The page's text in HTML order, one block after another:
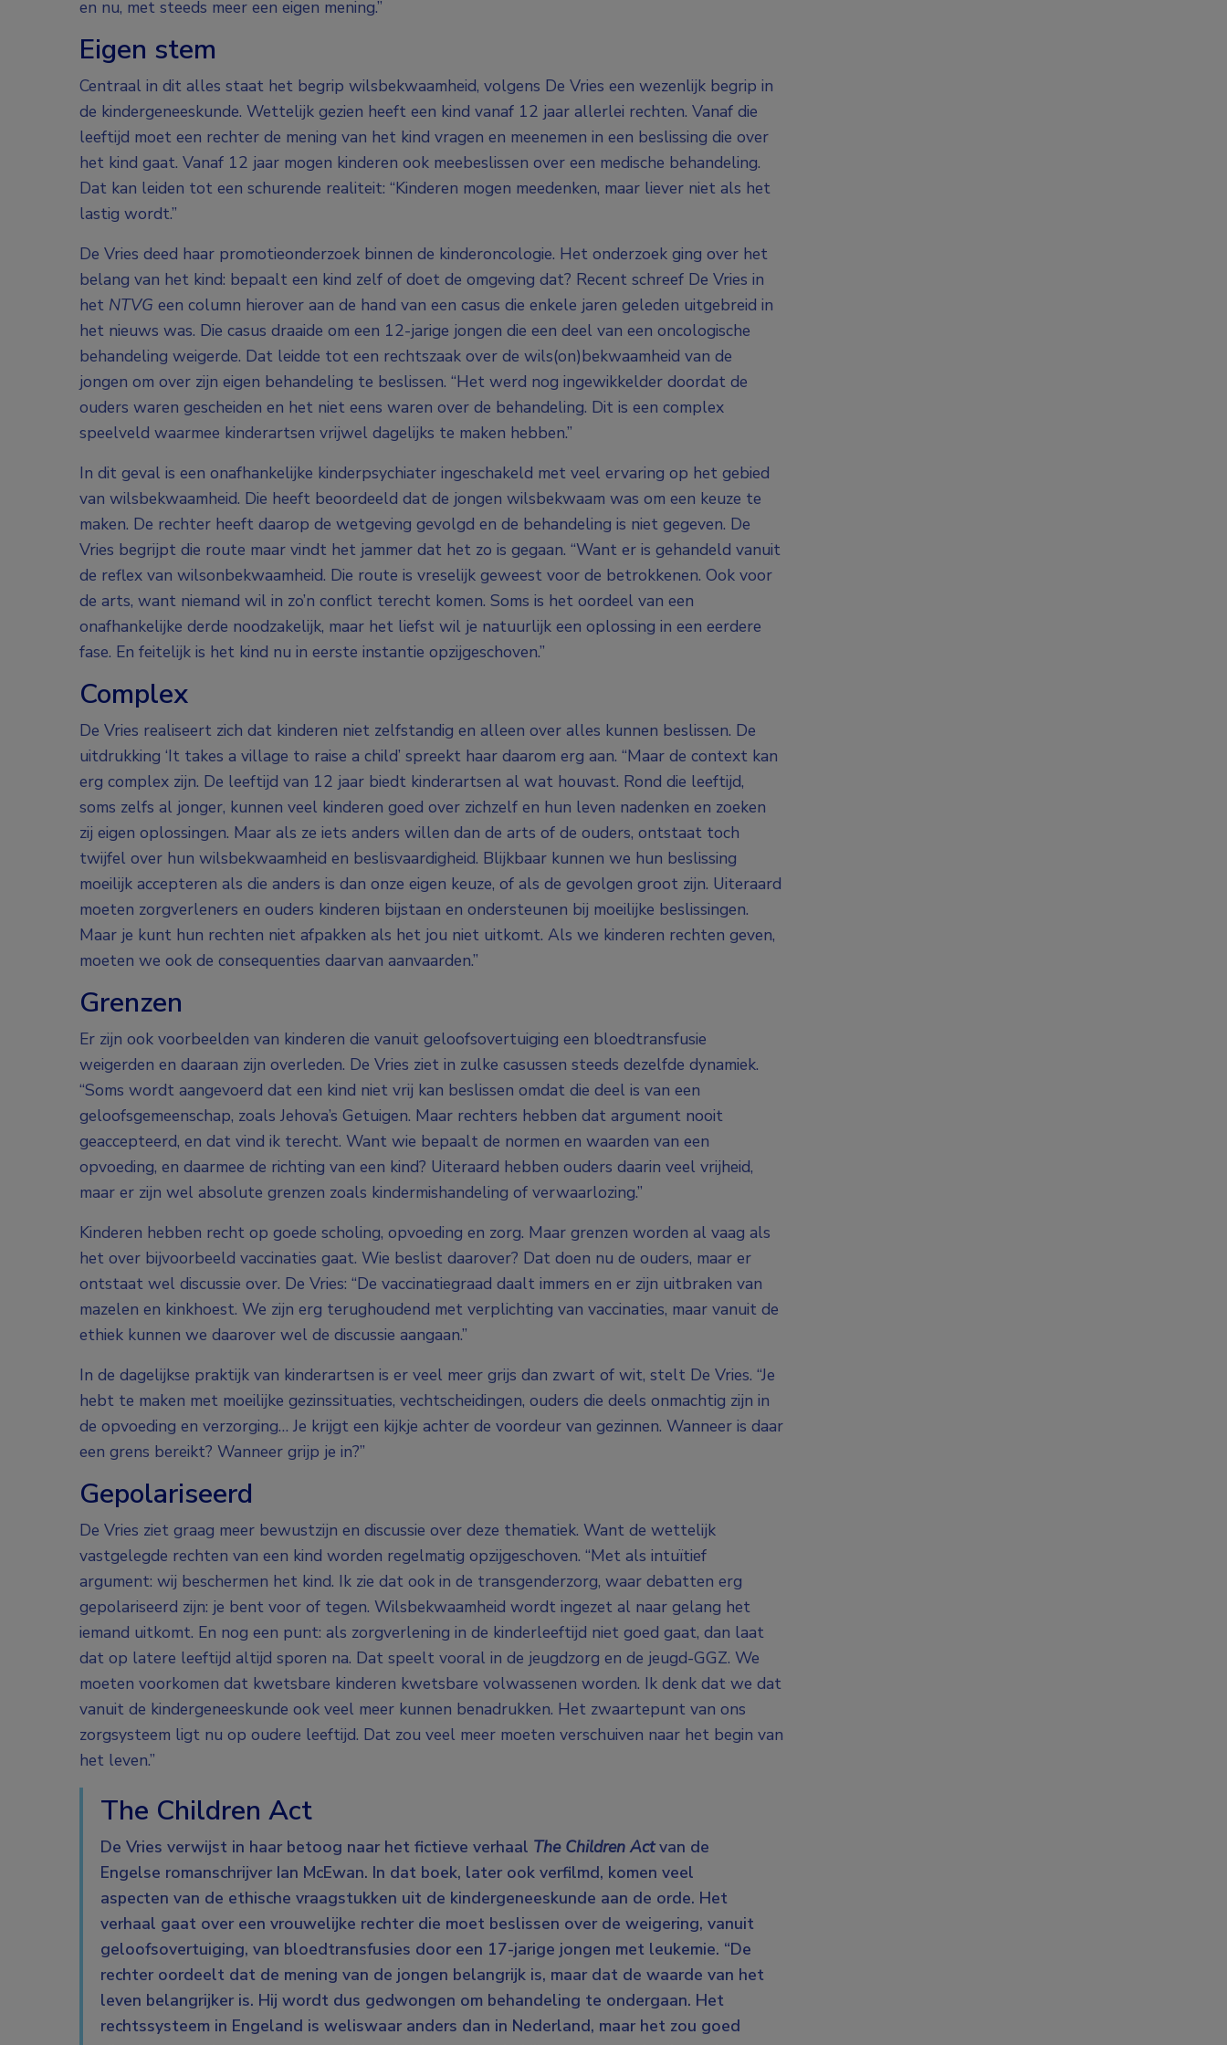
en nu, met steeds meer een eigen mening.”
Eigen stem
Centraal in dit alles staat het begrip wilsbekwaamheid, volgens De Vries een wezenlijk begrip in
de kindergeneeskunde. Wettelijk gezien heeft een kind vanaf 12 jaar allerlei rechten. Vanaf die
leeftijd moet een rechter de mening van het kind vragen en meenemen in een beslissing die over
het kind gaat. Vanaf 12 jaar mogen kinderen ook meebeslissen over een medische behandeling.
Dat kan leiden tot een schurende realiteit: “Kinderen mogen meedenken, maar liever niet als het
lastig wordt.”
De Vries deed haar promotieonderzoek binnen de kinderoncologie. Het onderzoek ging over het
belang van het kind: bepaalt een kind zelf of doet de omgeving dat? Recent schreef De Vries in
het NTVG een column hierover aan de hand van een casus die enkele jaren geleden uitgebreid in
het nieuws was. Die casus draaide om een 12-jarige jongen die een deel van een oncologische
behandeling weigerde. Dat leidde tot een rechtszaak over de wils(on)bekwaamheid van de
jongen om over zijn eigen behandeling te beslissen. “Het werd nog ingewikkelder doordat de
ouders waren gescheiden en het niet eens waren over de behandeling. Dit is een complex
speelveld waarmee kinderartsen vrijwel dagelijks te maken hebben.”
In dit geval is een onafhankelijke kinderpsychiater ingeschakeld met veel ervaring op het gebied
van wilsbekwaamheid. Die heeft beoordeeld dat de jongen wilsbekwaam was om een keuze te
maken. De rechter heeft daarop de wetgeving gevolgd en de behandeling is niet gegeven. De
Vries begrijpt die route maar vindt het jammer dat het zo is gegaan. “Want er is gehandeld vanuit
de reflex van wilsonbekwaamheid. Die route is vreselijk geweest voor de betrokkenen. Ook voor
de arts, want niemand wil in zo’n conflict terecht komen. Soms is het oordeel van een
onafhankelijke derde noodzakelijk, maar het liefst wil je natuurlijk een oplossing in een eerdere
fase. En feitelijk is het kind nu in eerste instantie opzijgeschoven.”
Complex
De Vries realiseert zich dat kinderen niet zelfstandig en alleen over alles kunnen beslissen. De
uitdrukking ‘It takes a village to raise a child’ spreekt haar daarom erg aan. “Maar de context kan
erg complex zijn. De leeftijd van 12 jaar biedt kinderartsen al wat houvast. Rond die leeftijd,
soms zelfs al jonger, kunnen veel kinderen goed over zichzelf en hun leven nadenken en zoeken
zij eigen oplossingen. Maar als ze iets anders willen dan de arts of de ouders, ontstaat toch
twijfel over hun wilsbekwaamheid en beslisvaardigheid. Blijkbaar kunnen we hun beslissing
moeilijk accepteren als die anders is dan onze eigen keuze, of als de gevolgen groot zijn. Uiteraard
moeten zorgverleners en ouders kinderen bijstaan en ondersteunen bij moeilijke beslissingen.
Maar je kunt hun rechten niet afpakken als het jou niet uitkomt. Als we kinderen rechten geven,
moeten we ook de consequenties daarvan aanvaarden.”
Grenzen
Er zijn ook voorbeelden van kinderen die vanuit geloofsovertuiging een bloedtransfusie
weigerden en daaraan zijn overleden. De Vries ziet in zulke casussen steeds dezelfde dynamiek.
“Soms wordt aangevoerd dat een kind niet vrij kan beslissen omdat die deel is van een
geloofsgemeenschap, zoals Jehova’s Getuigen. Maar rechters hebben dat argument nooit
geaccepteerd, en dat vind ik terecht. Want wie bepaalt de normen en waarden van een
opvoeding, en daarmee de richting van een kind? Uiteraard hebben ouders daarin veel vrijheid,
maar er zijn wel absolute grenzen zoals kindermishandeling of verwaarlozing.”
Kinderen hebben recht op goede scholing, opvoeding en zorg. Maar grenzen worden al vaag als
het over bijvoorbeeld vaccinaties gaat. Wie beslist daarover? Dat doen nu de ouders, maar er
ontstaat wel discussie over. De Vries: “De vaccinatiegraad daalt immers en er zijn uitbraken van
mazelen en kinkhoest. We zijn erg terughoudend met verplichting van vaccinaties, maar vanuit de
ethiek kunnen we daarover wel de discussie aangaan.”
In de dagelijkse praktijk van kinderartsen is er veel meer grijs dan zwart of wit, stelt De Vries. “Je
hebt te maken met moeilijke gezinssituaties, vechtscheidingen, ouders die deels onmachtig zijn in
de opvoeding en verzorging… Je krijgt een kijkje achter de voordeur van gezinnen. Wanneer is daar
een grens bereikt? Wanneer grijp je in?”
Gepolariseerd
De Vries ziet graag meer bewustzijn en discussie over deze thematiek. Want de wettelijk
vastgelegde rechten van een kind worden regelmatig opzijgeschoven. “Met als intuïtief
argument: wij beschermen het kind. Ik zie dat ook in de transgenderzorg, waar debatten erg
gepolariseerd zijn: je bent voor of tegen. Wilsbekwaamheid wordt ingezet al naar gelang het
iemand uitkomt. En nog een punt: als zorgverlening in de kinderleeftijd niet goed gaat, dan laat
dat op latere leeftijd altijd sporen na. Dat speelt vooral in de jeugdzorg en de jeugd-GGZ. We
moeten voorkomen dat kwetsbare kinderen kwetsbare volwassenen worden. Ik denk dat we dat
vanuit de kindergeneeskunde ook veel meer kunnen benadrukken. Het zwaartepunt van ons
zorgsysteem ligt nu op oudere leeftijd. Dat zou veel meer moeten verschuiven naar het begin van
het leven.”
The Children Act
De Vries verwijst in haar betoog naar het fictieve verhaal The Children Actvan de
Engelse romanschrijver Ian McEwan. In dat boek, later ook verfilmd, komen veel
aspecten van de ethische vraagstukken uit de kindergeneeskunde aan de orde. Het
verhaal gaat over een vrouwelijke rechter die moet beslissen over de weigering, vanuit
geloofsovertuiging, van bloedtransfusies door een 17-jarige jongen met leukemie. “De
rechter oordeelt dat de mening van de jongen belangrijk is, maar dat de waarde van het
leven belangrijker is. Hij wordt dus gedwongen om behandeling te ondergaan. Het
rechtssysteem in Engeland is weliswaar anders dan in Nederland, maar het zou goed